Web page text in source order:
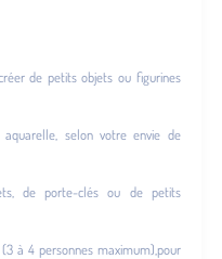
de petits objets ou figurines
selon votre envie de
de porte-clés ou de petits
à 4 personnes maximum),pour